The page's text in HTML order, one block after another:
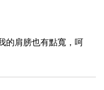
的肩膀也有點寬，呵